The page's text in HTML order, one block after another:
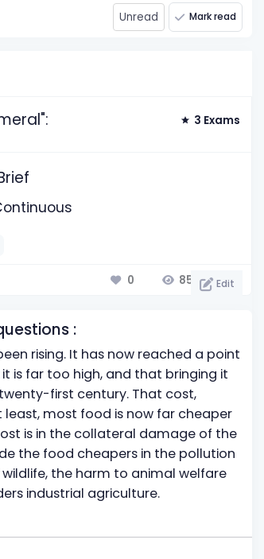
Unread Mark read
3 Exams
0 851 Edit
:
rising. It has now reached a point
is far too high, and that bringing it
first century. That cost,
least, most food is now far cheaper
is in the collateral damage of the
the food cheapers in the pollution
the harm to animal welfare
industrial agriculture.